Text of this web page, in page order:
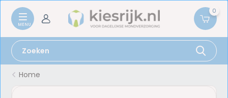
0
Home